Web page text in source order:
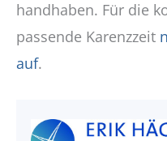
handhaben. Für die
passende Karenzzeit
auf.